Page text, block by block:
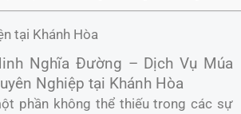
tại Khánh Hòa
Nghĩa Đường – Dịch Vụ Múa
Nghiệp tại Khánh Hòa
phần không thể thiếu trong các sự